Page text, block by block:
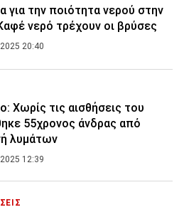
για την ποιότητα νερού στην
νερό τρέχουν οι βρύσες
20:40
Χωρίς τις αισθήσεις του
55χρονος άνδρας από
λυμάτων
12:39